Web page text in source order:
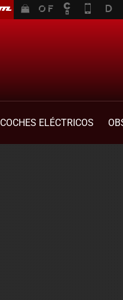
COCHES ELÉCTRICOS